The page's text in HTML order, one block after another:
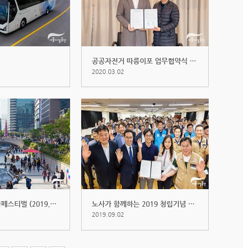
공공자전거 따릉이포 업무협약식 (2...
2020.03.02
청계천 업사이클페스티벌 (2019.10.... 노사가 함께하는 2019 청립기념 안...
2019.09.02